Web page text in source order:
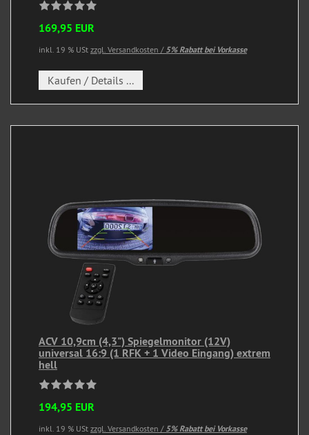
169,95 EUR
inkl. 19 % USt zzgl. Versandkosten / 5% Rabatt bei Vorkasse
Kaufen / Details ...
ACV 10,9cm (4,3") Spiegelmonitor (12V)
universal 16:9 (1 RFK + 1 Video Eingang) extrem
hell
194,95 EUR
inkl. 19 % USt zzgl. Versandkosten / 5% Rabatt bei Vorkasse